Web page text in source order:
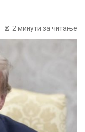
2 минути за читање